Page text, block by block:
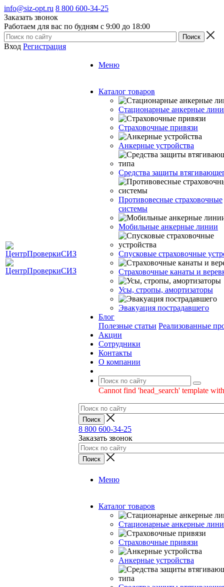
info@siz-opt.ru 8 800 600-34-25
Заказать звонок
Работаем для вас по будням с 9:00 до 18:00
Вход Регистрация
Меню
Каталог товаров
Стационарные анкерные
Страховочные привязи
Анкерные устройства
Средства защиты
Противовесные страховочные
системы
Мобильные анкерные линии
Спусковые страховочные
Страховочные канаты и
Усы, стропы, амортизаторы
Эвакуация пострадавшего
Блог
Полезные статьи Реализованные
Акции
Сотрудники
Контакты
О компании
Cannot find 'head_search' template
8 800 600-34-25
Заказать звонок
Меню
Каталог товаров
Стационарные анкерные
Страховочные привязи
Анкерные устройства